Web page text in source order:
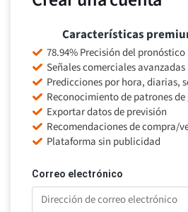
Correo electrónico
Características
78.94% Precisión del pronóstico
Señales comerciales avanzadas
Predicciones por hora, diarias,
Reconocimiento de patrones
Exportar datos de previsión
Recomendaciones de compra/
Plataforma sin publicidad